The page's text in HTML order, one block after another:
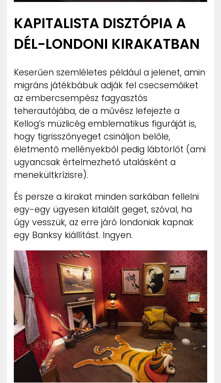
KAPITALISTA DISZTÓPIA A
DÉL-LONDONI KIRAKATBAN
Keserűen szemléletes például a jelenet, amin
migráns játékbábuk adják fel csecsemőiket
az embercsempész fagyasztós
teherautójába, de a művész lefejezte a
Kellog’s müzlicég emblematikus figuráját is,
hogy tigrisszőnyeget csináljon belőle,
életmentő mellényekből pedig lábtörlőt (ami
ugyancsak értelmezhető utalásként a
menekültkrízisre).
És persze a kirakat minden sarkában fellelni
egy-egy ügyesen kitalált geget, szóval, ha
úgy vesszük, az erre járó londoniak kapnak
egy Banksy kiállítást. Ingyen.